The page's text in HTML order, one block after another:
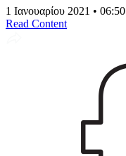
1 Ιανουαρίου 2021 • 06:50
Read Content